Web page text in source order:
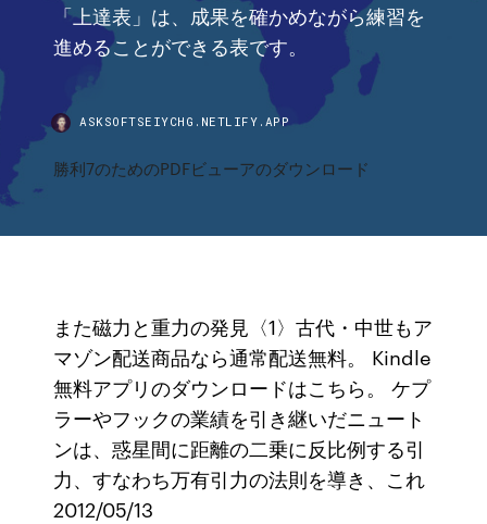
「上達表」は、成果を確かめながら練習を
進めることができる表です。
ASKSOFTSEIYCHG.NETLIFY.APP
勝利7のためのPDFビューアのダウンロード
また磁力と重力の発見〈1〉古代・中世もア
マゾン配送商品なら通常配送無料。 Kindle
無料アプリのダウンロードはこちら。 ケプ
ラーやフックの業績を引き継いだニュート
ンは、惑星間に距離の二乗に反比例する引
力、すなわち万有引力の法則を導き、これ
2012/05/13